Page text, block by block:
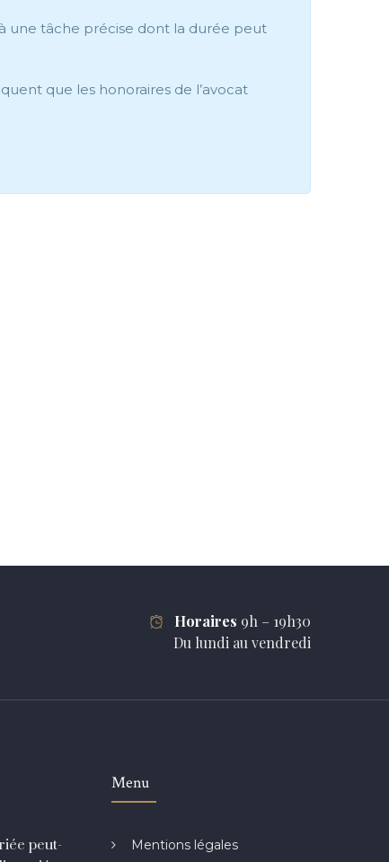
une tâche précise dont la durée peut
que les honoraires de l’avocat
Horaires 9h – 19h30
Du lundi au vendredi
peut-
Menu
Mentions légales